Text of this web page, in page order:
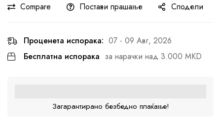
Compare Постави прашање Сподели
Проценета испорака: 07 - 09 Авг, 2026
Бесплатна испорака за нарачки над 3.000 MKD
Загарантирано безбедно плаќање!